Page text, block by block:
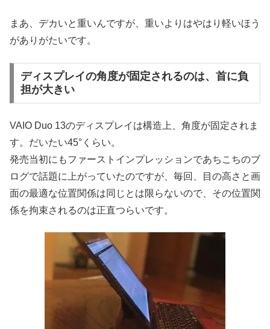
まあ、デカいと重いんですが、重いよりはやはり軽いほう
がありがたいです。
ディスプレイの角度が固定されるのは、首に負
担が大きい
VAIO Duo 13のディスプレイは構造上、角度が固定されま
す。だいたい45°くらい。
発売当初にもファーストインプレッションであちこちのブ
ログで話題に上がっていたのですが、毎回、目の高さと画
面の最適な位置関係は同じとは限らないので、その位置関
係を拘束されるのは正直つらいです。